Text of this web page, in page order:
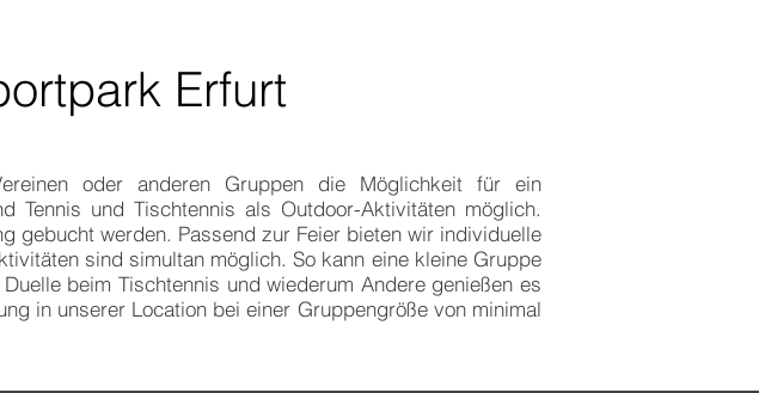
Erfurt
oder anderen Gruppen die Möglichkeit für ein
Tennis und Tischtennis als Outdoor-Aktivitäten möglich.
gebucht werden. Passend zur Feier bieten wir individuelle
sind simultan möglich. So kann eine kleine Gruppe
beim Tischtennis und wiederum Andere genießen es
in unserer Location bei einer Gruppengröße von minimal